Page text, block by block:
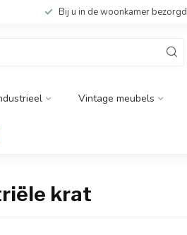
Bij u in de woonkamer bezorgd
Vintage meubels
krat